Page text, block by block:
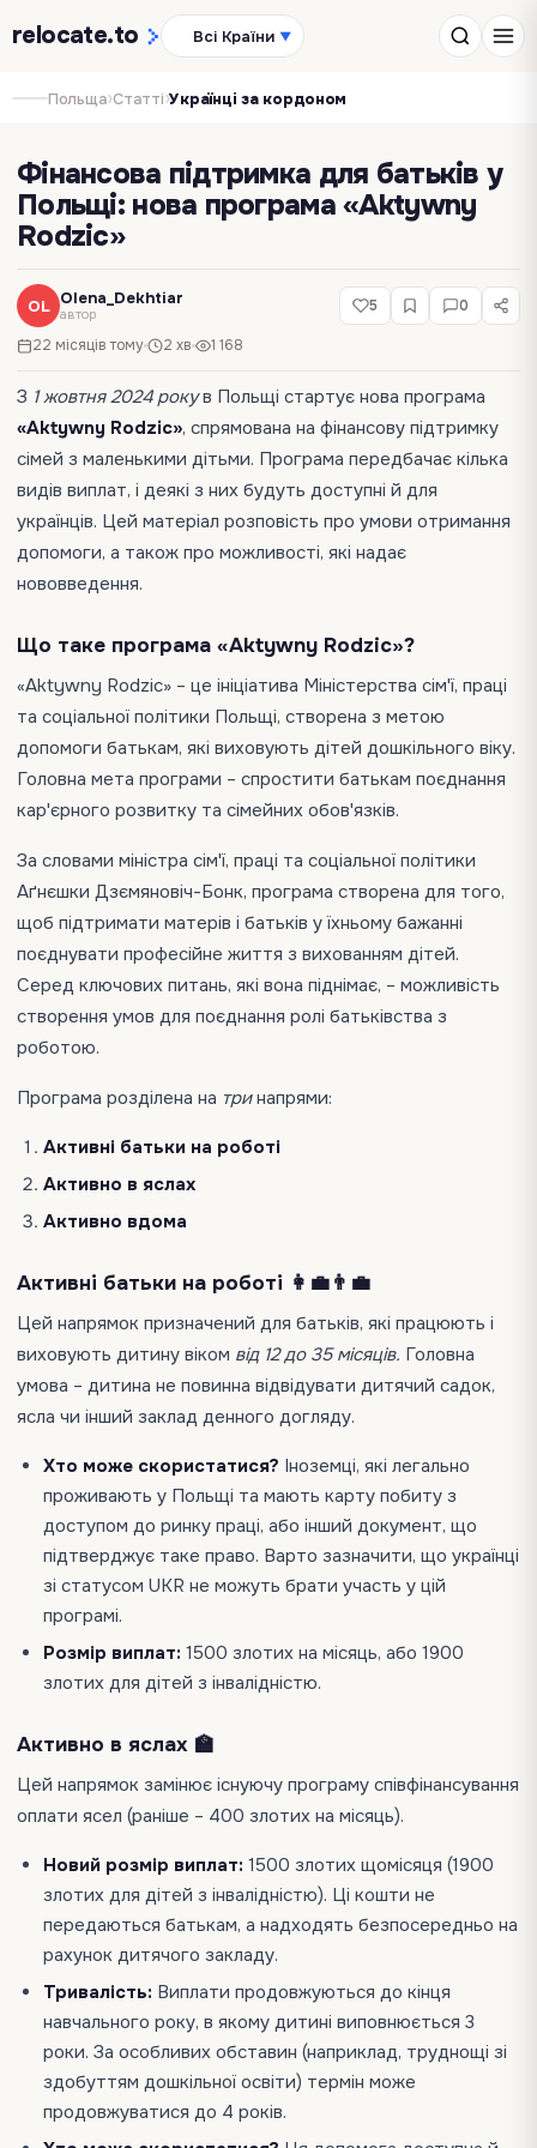
relocate.to Всі Країни ▼
Польща›Статті›Українці за кордоном
Фінансова підтримка для батьків у
Польщі: нова програма «Aktywny
Rodzic»
OL Olena_Dekhtiar
автор
22 місяців тому 2 хв 1 168
5 0
З 1 жовтня 2024 рокув Польщі стартує нова програма
«Aktywny Rodzic», спрямована на фінансову підтримку
сімей з маленькими дітьми. Програма передбачає кілька
видів виплат, і деякі з них будуть доступні й для
українців. Цей матеріал розповість про умови отримання
допомоги, а також про можливості, які надає
нововведення.
Що таке програма «Aktywny Rodzic»?
«Aktywny Rodzic» – це ініціатива Міністерства сім'ї, праці
та соціальної політики Польщі, створена з метою
допомоги батькам, які виховують дітей дошкільного віку.
Головна мета програми – спростити батькам поєднання
кар'єрного розвитку та сімейних обов'язків.
За словами міністра сім'ї, праці та соціальної політики
Аґнєшки Дзємяновіч-Бонк, програма створена для того,
щоб підтримати матерів і батьків у їхньому бажанні
поєднувати професійне життя з вихованням дітей.
Серед ключових питань, які вона піднімає, – можливість
створення умов для поєднання ролі батьківства з
роботою.
Програма розділена на тринапрями:
Активні батьки на роботі
Активно в яслах
Активно вдома
Активні батьки на роботі 👩‍💼👨‍💼
Цей напрямок призначений для батьків, які працюють і
виховують дитину віком від 12 до 35 місяців. Головна
умова – дитина не повинна відвідувати дитячий садок,
ясла чи інший заклад денного догляду.
Хто може скористатися? Іноземці, які легально
проживають у Польщі та мають карту побиту з
доступом до ринку праці, або інший документ, що
підтверджує таке право. Варто зазначити, що українці
зі статусом UKR не можуть брати участь у цій
програмі.
Розмір виплат: 1500 злотих на місяць, або 1900
злотих для дітей з інвалідністю.
Активно в яслах 🏫
Цей напрямок замінює існуючу програму співфінансування
оплати ясел (раніше – 400 злотих на місяць).
Новий розмір виплат: 1500 злотих щомісяця (1900
злотих для дітей з інвалідністю). Ці кошти не
передаються батькам, а надходять безпосередньо на
рахунок дитячого закладу.
Тривалість: Виплати продовжуються до кінця
навчального року, в якому дитині виповнюється 3
роки. За особливих обставин (наприклад, труднощі зі
здобуттям дошкільної освіти) термін може
продовжуватися до 4 років.